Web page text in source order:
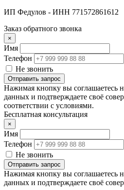
ИП Федулов - ИНН 771572861612
Заказ обратного звонка
×
Имя
Телефон
Не звонить
Отправить запрос
Нажимая кнопку вы соглашаетесь
данных и подтверждаете своё
соответствии с условиями.
Бесплатная консультация
×
Имя
Телефон
Не звонить
Отправить запрос
Нажимая кнопку вы соглашаетесь
данных и подтверждаете своё